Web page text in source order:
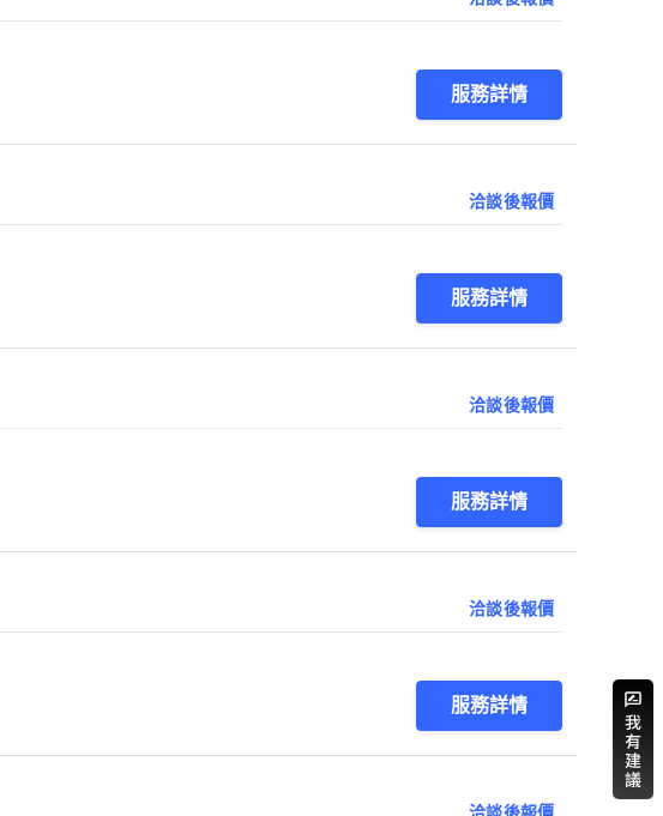
服務詳情
洽談後報價
服務詳情
洽談後報價
服務詳情
洽談後報價
服務詳情